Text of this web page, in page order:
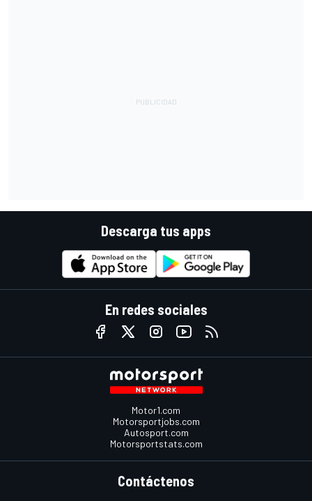
Descarga tus apps
En redes sociales
Motor1.com
Motorsportjobs.com
Autosport.com
Motorsportstats.com
Contáctenos